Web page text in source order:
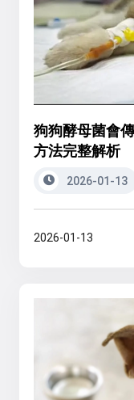
狗狗酵母菌會
方法完整解析
2026-01-13
2026-01-13